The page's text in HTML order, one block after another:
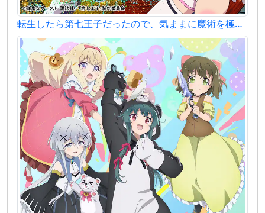
転生したら第七王子だったので、気ままに魔術を極めます